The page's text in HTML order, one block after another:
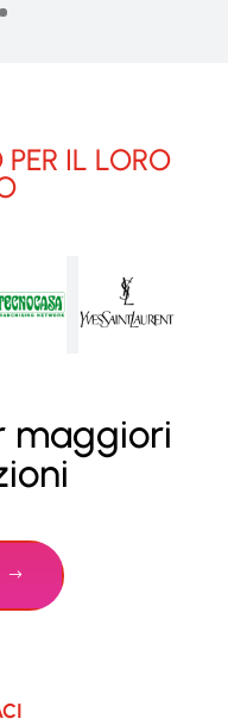
IL LORO
maggiori